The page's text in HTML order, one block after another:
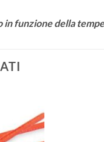
in funzione della